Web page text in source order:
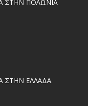
ΣΤΗΝ ΠΟΛΩΝΙΑ
ΣΤΗΝ ΕΛΛΑΔΑ